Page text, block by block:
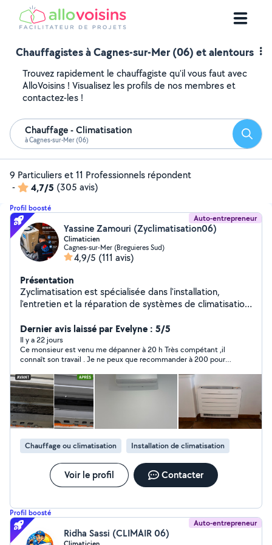
Chauffagistes à Cagnes-sur-Mer (06) et alentours
Trouvez rapidement le chauffagiste qu'il vous faut avec
AlloVoisins ! Visualisez les profils de nos membres et
contactez-les !
Chauffage - Climatisation
à Cagnes-sur-Mer (06)
9 Particuliers et 11 Professionnels répondent
-
4,7/5 (305 avis)
Profil boosté
Auto-entrepreneur
Yassine Zamouri (Zyclimatisation06)
Climaticien
Cagnes-sur-Mer (Breguieres Sud)
4,9/5 (111 avis)
Présentation
Zyclimatisation est spécialisée dans l'installation,
l'entretien et la réparation de systèmes de climatisation
professionnels. Ma mission est simple : vous offrir un
confort thermique optimal tout au long de l'année, avec
des solutions performantes, économiques et
respectueuses de l'environnement. Nos services : -
Installation de climatisation réversible (mono-split, multi-
split, gainable, etc.) - Entretien et maintenance
préventive - Dépannage rapide et efficace - Conseils
personnalisés en efficacité énergétique - Solutions pour
maisons, commerces, bureaux et locaux industriels
Qualité & fiabilité : Nous sélectionnons les meilleures
marques du marché (Daikin, Mitsubishi, Panasonic, etc.).
N'hésitez pas à me contacter. Devis gratuit 06-52-96-
Dernier avis laissé par Evelyne : 5/5
Il y a 22 jours
Ce monsieur est venu me dépanner à 20 h Très compétant ,il
connaît son travail . Je ne peux que recommander à 200 pour
Chauffage ou climatisation Installation de climatisation
Voir le profil Contacter
Profil boosté
Auto-entrepreneur
Ridha Sassi (CLIMAIR 06)